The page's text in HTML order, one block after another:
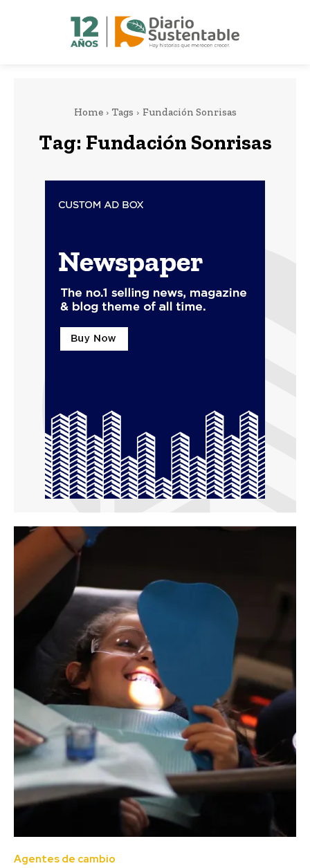
Home Tags Fundación Sonrisas
Tag: Fundación Sonrisas
Agentes de cambio